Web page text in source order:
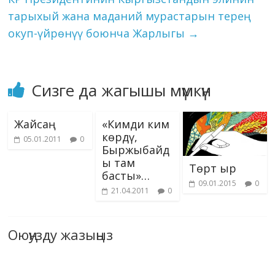
ki
тарыхый жана маданий мурастарын терең
окуп-үйрөнүү боюнча Жарлыгы →
Сизге да жагышы мүмкүн
Жайсаң
05.01.2011 0
«Кимди ким
көрдү,
Быржыбайд
ы там
басты»…
21.04.2011 0
Төрт ыр
09.01.2015 0
Оюңузду жазыңыз